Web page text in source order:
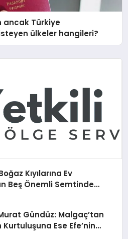
ancak Türkiye
ülkeler hangileri?
Kıyılarına Ev
Beş Önemli Semtinde
Gündüz: Malgaç’tan
Kurtuluşuna Ese Efe’nin